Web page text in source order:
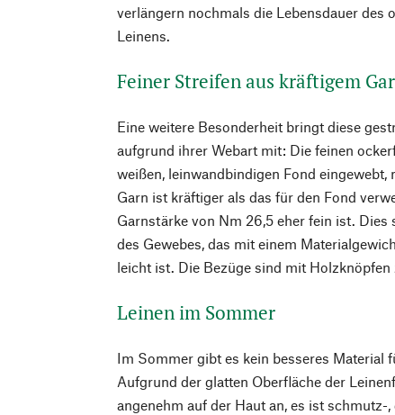
verlängern nochmals die Lebensdauer des
Leinens.
Feiner Streifen aus kräftigem
Eine weitere Besonderheit bringt diese
aufgrund ihrer Webart mit: Die feinen
weißen, leinwandbindigen Fond
Garn ist kräftiger als das für den Fond
Garnstärke von Nm 26,5 eher fein ist. Dies
des Gewebes, das mit einem
leicht ist. Die Bezüge sind mit Holzknöpfen
Leinen im Sommer
Im Sommer gibt es kein besseres Material
Aufgrund der glatten Oberfläche der
angenehm auf der Haut an, es ist schmutz-